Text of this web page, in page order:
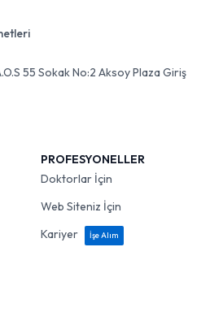
55 Sokak No:2 Aksoy Plaza Giriş
PROFESYONELLER
Doktorlar İçin
Web Siteniz İçin
Kariyer
İşe Alım